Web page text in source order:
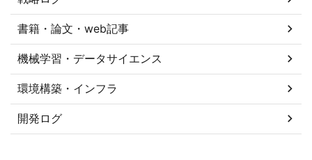
書籍・論文・web記事
機械学習・データサイエンス
環境構築・インフラ
開発ログ